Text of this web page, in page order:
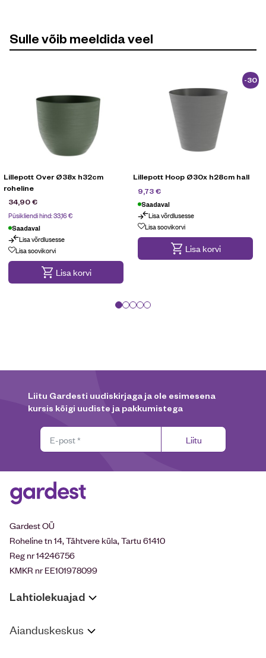
Sulle võib meeldida veel
Lillepott Over Ø38x h32cm
roheline
34,90€
Püsikliendi hind:33,16€
Saadaval
Lisa võrdlusesse
Lisa soovikorvi
Lisa korvi
-30
%
Lillepott Hoop Ø30x h28cm hall
9,73€
Saadaval
Lisa võrdlusesse
Lisa soovikorvi
Lisa korvi
Liitu Gardesti uudiskirjaga ja ole esimesena
kursis kõigi uudiste ja pakkumistega
Liitu
Gardest OÜ
Roheline tn 14, Tähtvere küla, Tartu 61410
Reg nr 14246756
KMKR nr EE101978099
Lahtiolekuajad
Aianduskeskus